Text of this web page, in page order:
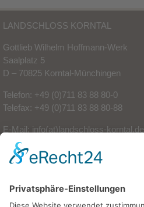
LANDSCHLOSS KORNTAL
Gottlieb Wilhelm Hoffmann-Werk
Saalplatz 5
D – 70825 Korntal-Münchingen
Telefon: +49 (0)711 83 88 80-0
Telefax: +49 (0)711 83 88 80-88
E-Mail: info(at)landschloss-korntal.de
Impressum| Datenschutzerklärung
AGBs|Sitemap